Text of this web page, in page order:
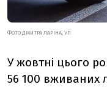
ФОТО ДМИТРА ЛАРІНА, УП
У жовтні цього
56 100 вживаних